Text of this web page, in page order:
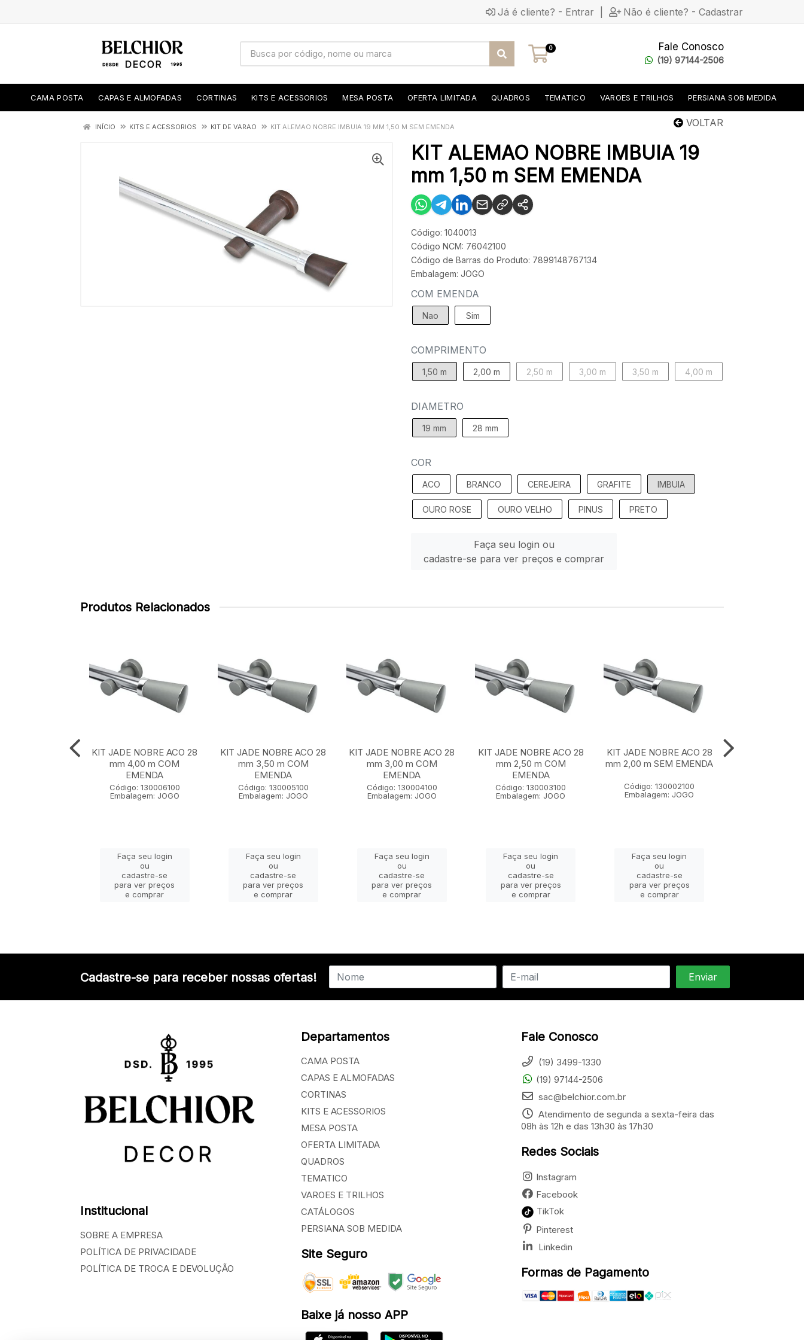
Já é cliente? - Entrar Não é cliente? - Cadastrar
0 Fale Conosco
(19) 97144-2506
CAMA POSTA CAPAS E ALMOFADAS CORTINAS KITS E ACESSORIOS MESA POSTA OFERTA LIMITADA QUADROS TEMATICO VAROES E TRILHOS PERSIANA SOB MEDIDA
VOLTAR
INÍCIO KITS E ACESSORIOS KIT DE VARAO KIT ALEMAO NOBRE IMBUIA 19 MM 1,50 M SEM EMENDA
KIT ALEMAO NOBRE IMBUIA 19
mm 1,50 m SEM EMENDA
Código: 1040013
Código NCM: 76042100
Código de Barras do Produto: 7899148767134
Embalagem: JOGO
COM EMENDA
Nao Sim
COMPRIMENTO
1,50 m 2,00 m 2,50 m 3,00 m 3,50 m 4,00 m
DIAMETRO
19 mm 28 mm
COR
ACO BRANCO CEREJEIRA GRAFITE IMBUIA
OURO ROSE OURO VELHO PINUS PRETO
Faça seu login ou
cadastre-se para ver preços e comprar
Produtos Relacionados
KIT JADE NOBRE ACO 28
mm 4,00 m COM
EMENDA
Código: 130006100
Embalagem: JOGO
Faça seu login
ou
cadastre-se
para ver preços
e comprar
KIT JADE NOBRE ACO 28
mm 3,50 m COM
EMENDA
Código: 130005100
Embalagem: JOGO
Faça seu login
ou
cadastre-se
para ver preços
e comprar
KIT JADE NOBRE ACO 28
mm 3,00 m COM
EMENDA
Código: 130004100
Embalagem: JOGO
Faça seu login
ou
cadastre-se
para ver preços
e comprar
KIT JADE NOBRE ACO 28
mm 2,50 m COM
EMENDA
Código: 130003100
Embalagem: JOGO
Faça seu login
ou
cadastre-se
para ver preços
e comprar
KIT JADE NOBRE ACO 28
mm 2,00 m SEM EMENDA
Código: 130002100
Embalagem: JOGO
Faça seu login
ou
cadastre-se
para ver preços
e comprar
Cadastre-se para receber nossas ofertas!
Institucional
SOBRE A EMPRESA
POLÍTICA DE PRIVACIDADE
POLÍTICA DE TROCA E DEVOLUÇÃO
Departamentos
CAMA POSTA
CAPAS E ALMOFADAS
CORTINAS
KITS E ACESSORIOS
MESA POSTA
OFERTA LIMITADA
QUADROS
TEMATICO
VAROES E TRILHOS
CATÁLOGOS
PERSIANA SOB MEDIDA
Site Seguro
Baixe já nosso APP
Fale Conosco
(19) 3499-1330
(19) 97144-2506
sac@belchior.com.br
Atendimento de segunda a sexta-feira das
08h às 12h e das 13h30 às 17h30
Redes Sociais
Instagram
Facebook
TikTok
Pinterest
Linkedin
Formas de Pagamento